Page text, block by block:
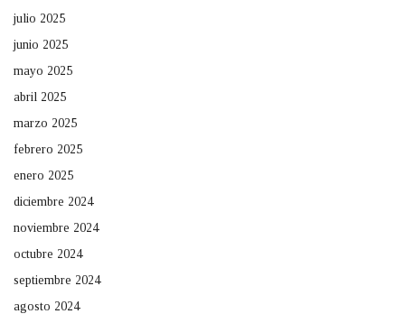
julio 2025
junio 2025
mayo 2025
abril 2025
marzo 2025
febrero 2025
enero 2025
diciembre 2024
noviembre 2024
octubre 2024
septiembre 2024
agosto 2024